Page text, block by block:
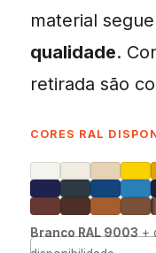
material
qualidade.
retirada são
CORES RAL
Branco RAL 9003 +